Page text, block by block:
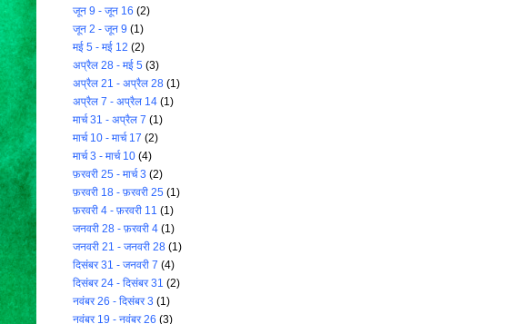
जून 9 - जून 16 (2)
जून 2 - जून 9 (1)
मई 5 - मई 12 (2)
अप्रैल 28 - मई 5 (3)
अप्रैल 21 - अप्रैल 28 (1)
अप्रैल 7 - अप्रैल 14 (1)
मार्च 31 - अप्रैल 7 (1)
मार्च 10 - मार्च 17 (2)
मार्च 3 - मार्च 10 (4)
फ़रवरी 25 - मार्च 3 (2)
फ़रवरी 18 - फ़रवरी 25 (1)
फ़रवरी 4 - फ़रवरी 11 (1)
जनवरी 28 - फ़रवरी 4 (1)
जनवरी 21 - जनवरी 28 (1)
दिसंबर 31 - जनवरी 7 (4)
दिसंबर 24 - दिसंबर 31 (2)
नवंबर 26 - दिसंबर 3 (1)
नवंबर 19 - नवंबर 26 (3)